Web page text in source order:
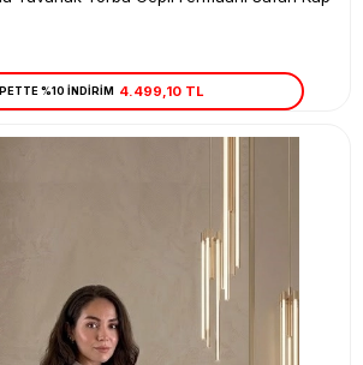
%10 İNDİRİM 4.499,10 TL